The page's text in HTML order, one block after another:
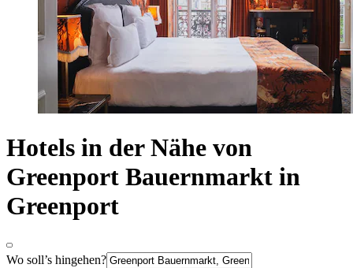
Hotels in der Nähe von
Greenport Bauernmarkt in
Greenport
Wo soll’s hingehen?